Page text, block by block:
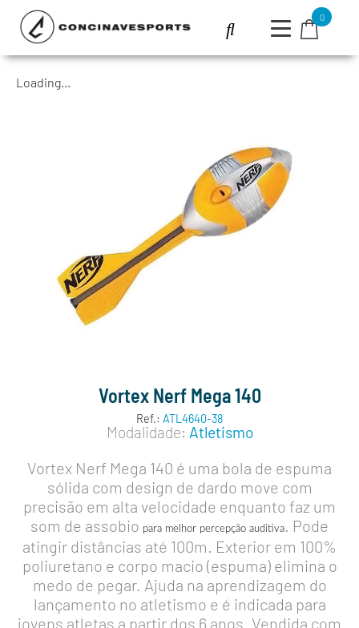
0
Loading...
Vortex Nerf Mega 140
Ref.: ATL4640-38
Modalidade: Atletismo
Vortex Nerf Mega 140 é uma bola de espuma
sólida com design de dardo move com
precisão em alta velocidade enquanto faz um
som de assobio para melhor percepção auditiva. Pode
atingir distâncias até 100m. Exterior em 100%
poliuretano e corpo macio (espuma) elimina o
medo de pegar. Ajuda na aprendizagem do
lançamento no atletismo e é indicada para
jovens atletas a partir dos 6 anos. Vendida com